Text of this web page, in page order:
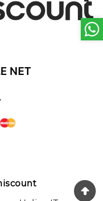
NET